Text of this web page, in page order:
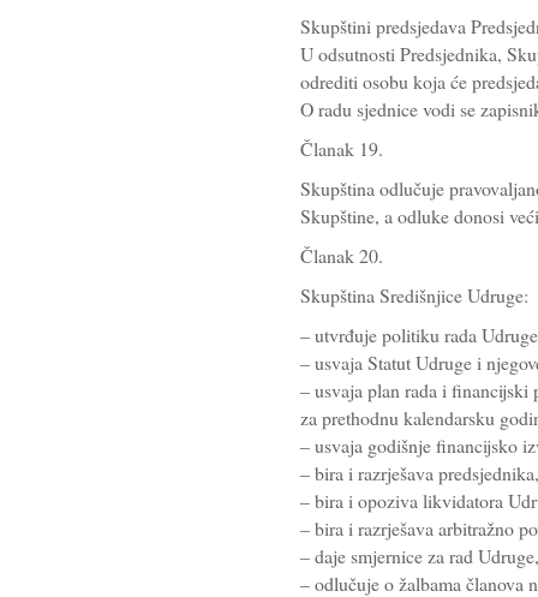
Skupštini predsjedava
U odsutnosti Predsjednika,
odrediti osobu koja će
O radu sjednice vodi se
Članak 19.
Skupština odlučuje
Skupštine, a odluke donosi
Članak 20.
Skupština Središnjice Udruge:
– utvrđuje politiku rada
– usvaja Statut Udruge i
– usvaja plan rada i financijski
za prethodnu kalendarsku
– usvaja godišnje financijsko
– bira i razrješava
– bira i opoziva likvidatora
– bira i razrješava arbitražno
– daje smjernice za rad Udruge,
– odlučuje o žalbama članova